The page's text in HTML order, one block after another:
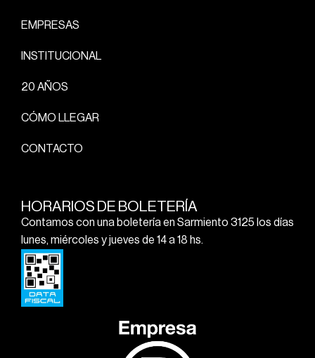
EMPRESAS
INSTITUCIONAL
20 AÑOS
CÓMO LLEGAR
CONTACTO
HORARIOS DE BOLETERÍA
Contamos con una boletería en Sarmiento 3125 los días
lunes, miércoles y jueves de 14 a 18 hs.